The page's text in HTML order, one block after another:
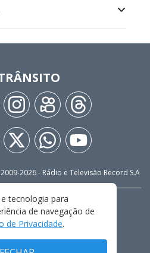
2026- Rádio e Televisão Record S.A
PRIVACIDADE
DE USO
tecnologia para
de navegação de
de Privacidade.